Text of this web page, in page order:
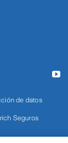
de datos
Seguros